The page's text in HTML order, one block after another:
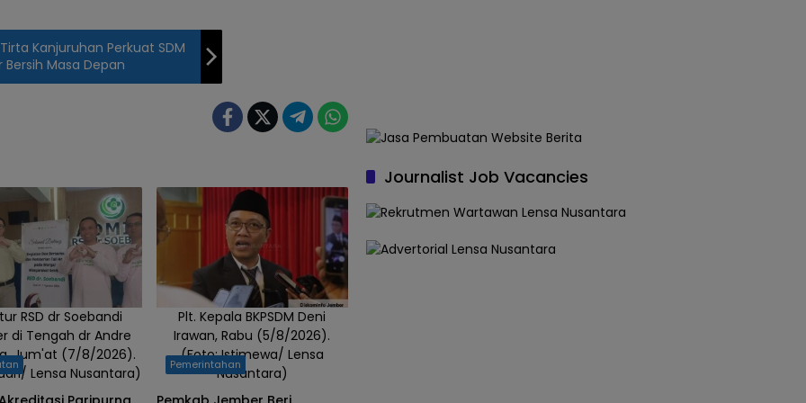
Kanjuruhan Perkuat SDM
Masa Depan
RSD dr Soebandi
di Tengah dr Andre
Jum'at (7/8/2026).
Lensa Nusantara)
Plt. Kepala BKPSDM Deni
Irawan, Rabu (5/8/2026).
(Foto: Istimewa/ Lensa
Nusantara)
Pemerintahan
Journalist Job Vacancies